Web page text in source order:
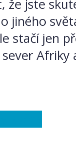
že jste
jiného
stačí jen
Afriky